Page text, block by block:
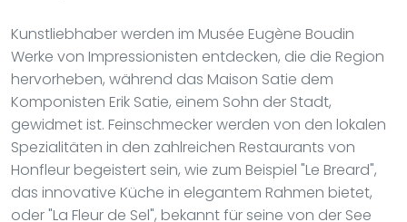
Kunstliebhaber werden im Musée Eugène Boudin
Werke von Impressionisten entdecken, die die Region
hervorheben, während das Maison Satie dem
Komponisten Erik Satie, einem Sohn der Stadt,
gewidmet ist. Feinschmecker werden von den lokalen
Spezialitäten in den zahlreichen Restaurants von
Honfleur begeistert sein, wie zum Beispiel "Le Breard",
das innovative Küche in elegantem Rahmen bietet,
oder "La Fleur de Sel", bekannt für seine von der See